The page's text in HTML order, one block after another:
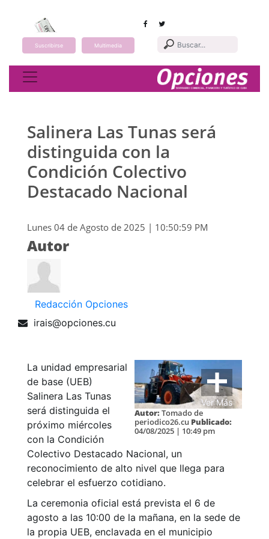
Suscribirse Multimedia
Toggle navigation
Salinera Las Tunas será
distinguida con la
Condición Colectivo
Destacado Nacional
Lunes 04 de Agosto de 2025 | 10:50:59 PM
Autor
Redacción Opciones
irais@opciones.cu
Ver Más
Autor: Tomado de
periodico26.cu Publicado:
04/08/2025 | 10:49 pm
La unidad empresarial
de base (UEB)
Salinera Las Tunas
será distinguida el
próximo miércoles
con la Condición
Colectivo Destacado Nacional, un
reconocimiento de alto nivel que llega para
celebrar el esfuerzo cotidiano.
La ceremonia oficial está prevista el 6 de
agosto a las 10:00 de la mañana, en la sede de
la propia UEB, enclavada en el municipio